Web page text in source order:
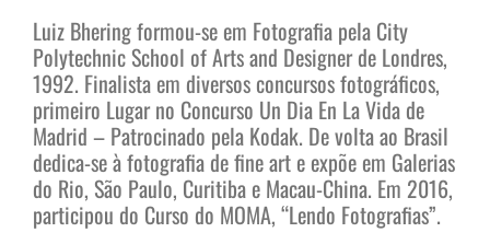
Luiz Bhering formou-se em Fotografia pela City
Polytechnic School of Arts and Designer de Londres,
1992. Finalista em diversos concursos fotográficos,
primeiro Lugar no Concurso Un Dia En La Vida de
Madrid – Patrocinado pela Kodak. De volta ao Brasil
dedica-se à fotografia de fine art e expõe em Galerias
do Rio, São Paulo, Curitiba e Macau-China. Em 2016,
participou do Curso do MOMA, “Lendo Fotografias”.